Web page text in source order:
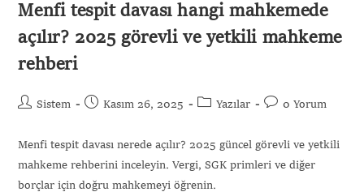
Menfi tespit davası hangi mahkemede
açılır? 2025 görevli ve yetkili mahkeme
rehberi
Sistem Kasım 26, 2025 Yazılar 0 Yorum
Menfi tespit davası nerede açılır? 2025 güncel görevli ve yetkili
mahkeme rehberini inceleyin. Vergi, SGK primleri ve diğer
borçlar için doğru mahkemeyi öğrenin.